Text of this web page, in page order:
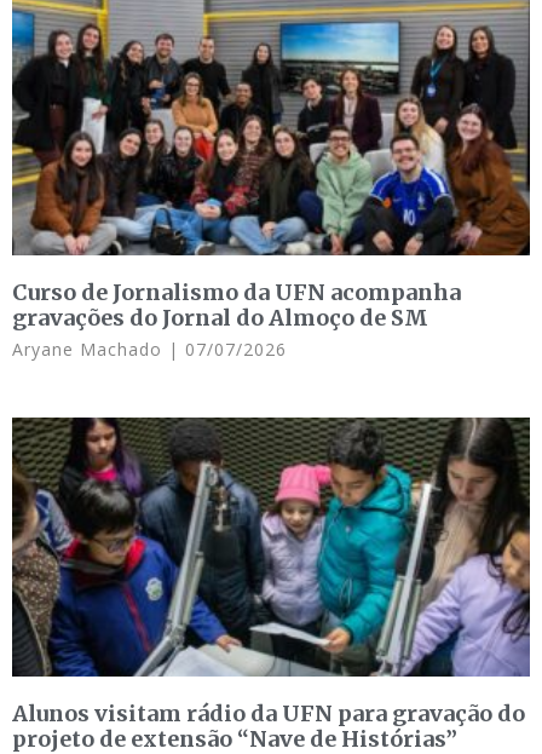
Curso de Jornalismo da UFN acompanha
gravações do Jornal do Almoço de SM
Aryane Machado 07/07/2026
Alunos visitam rádio da UFN para gravação do
projeto de extensão “Nave de Histórias”